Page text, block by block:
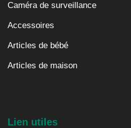
Caméra de surveillance
Accessoires
Articles de bébé
Articles de maison
Lien utiles